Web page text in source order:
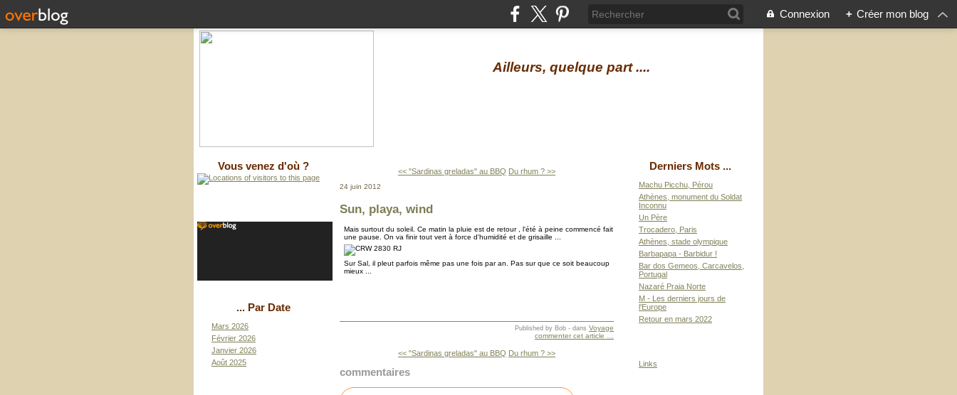
Connexion + Créer mon blog
Ailleurs, quelque part ....
Vous venez d'où ?
... Par Date
Mars 2026
Février 2026
Janvier 2026
Août 2025
<< "Sardinas greladas" au BBQ Du rhum ? >>
24 juin 2012
Sun, playa, wind
Mais surtout du soleil. Ce matin la pluie est de retour , l'été à peine commencé fait
une pause. On va finir tout vert à force d'humidité et de grisaille ...
Sur Sal, il pleut parfois même pas une fois par an. Pas sur que ce soit beaucoup
mieux ...
Published by Bob - dans Voyage
commenter cet article
<< "Sardinas greladas" au BBQ Du rhum ? >>
commentaires
Derniers Mots ...
Machu Picchu, Pérou
Athènes, monument du Soldat
Inconnu
Un Père
Trocadero, Paris
Athènes, stade olympique
Barbapapa - Barbidur !
Bar dos Gemeos, Carcavelos,
Portugal
Nazaré Praia Norte
M - Les derniers jours de
l'Europe
Retour en mars 2022
Links